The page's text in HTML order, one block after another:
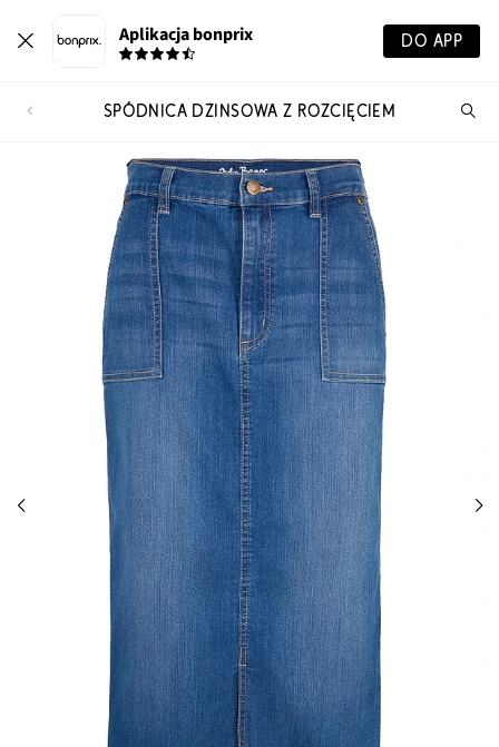
Aplikacja bonprix DO APP
SPÓDNICA DŻINSOWA Z ROZCIĘCIEM